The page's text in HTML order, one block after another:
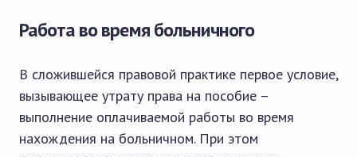
Работа во время больничного
В сложившейся правовой практике первое условие,
вызывающее утрату права на пособие –
выполнение оплачиваемой работы во время
нахождения на больничном. При этом